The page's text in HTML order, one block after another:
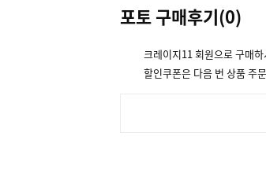
포토 구매후기(0)
크레이지11 회원으로 구매
할인쿠폰은 다음 번 상품 주